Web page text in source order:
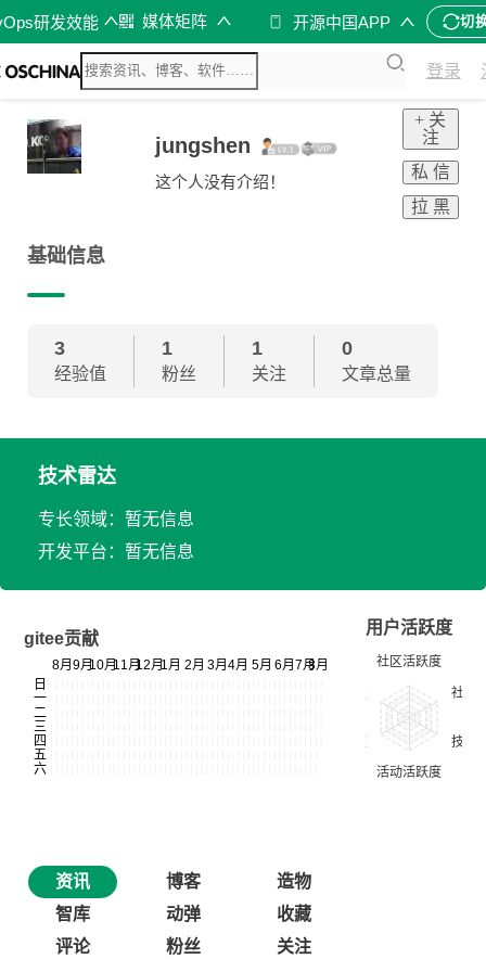
研发效能 媒体矩阵 开源中国APP 切
登录
jungshen
这个人没有介绍！
+ 关
注
私 信
拉 黑
基础信息
3
经验值
1
粉丝
1
关注
0
文章总量
技术雷达
专长领域：暂无信息
开发平台：暂无信息
gitee贡献
用户活跃度
资讯 博客
造物
智库
动弹
收藏
评论
粉丝 关注